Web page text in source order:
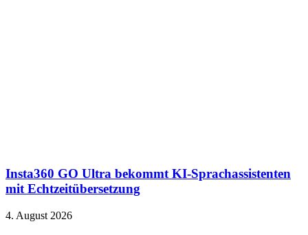
Insta360 GO Ultra bekommt KI-Sprachassistenten
mit Echtzeitübersetzung
4. August 2026